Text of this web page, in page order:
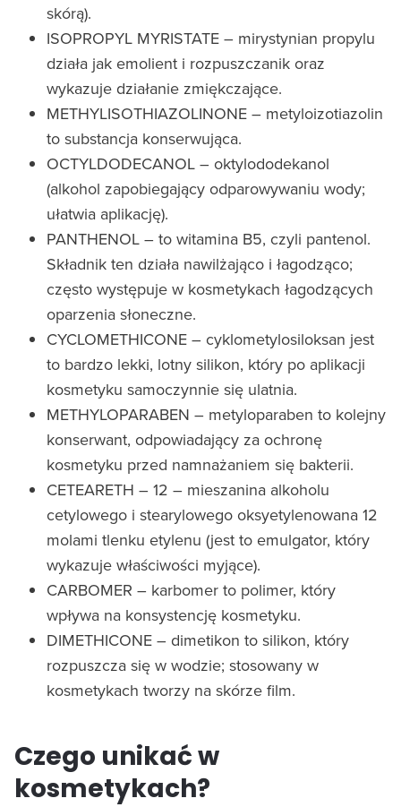
skórą).
ISOPROPYL MYRISTATE – mirystynian propylu
działa jak emolient i rozpuszczanik oraz
wykazuje działanie zmiękczające.
METHYLISOTHIAZOLINONE – metyloizotiazolin
to substancja konserwująca.
OCTYLDODECANOL – oktylododekanol
(alkohol zapobiegający odparowywaniu wody;
ułatwia aplikację).
PANTHENOL – to witamina B5, czyli pantenol.
Składnik ten działa nawilżająco i łagodząco;
często występuje w kosmetykach łagodzących
oparzenia słoneczne.
CYCLOMETHICONE – cyklometylosiloksan jest
to bardzo lekki, lotny silikon, który po aplikacji
kosmetyku samoczynnie się ulatnia.
METHYLOPARABEN – metyloparaben to kolejny
konserwant, odpowiadający za ochronę
kosmetyku przed namnażaniem się bakterii.
CETEARETH – 12 – mieszanina alkoholu
cetylowego i stearylowego oksyetylenowana 12
molami tlenku etylenu (jest to emulgator, który
wykazuje właściwości myjące).
CARBOMER – karbomer to polimer, który
wpływa na konsystencję kosmetyku.
DIMETHICONE – dimetikon to silikon, który
rozpuszcza się w wodzie; stosowany w
kosmetykach tworzy na skórze film.
Czego unikać w
kosmetykach?